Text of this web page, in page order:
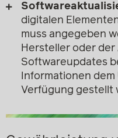
digitalen
muss angegeben
Hersteller oder
Softwareupdates
Informationen
Verfügung gestellt